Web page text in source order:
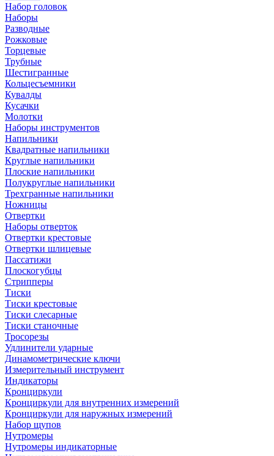
Набор головок
Наборы
Разводные
Рожковые
Торцевые
Трубные
Шестигранные
Кольцесъемники
Кувалды
Кусачки
Молотки
Наборы инструментов
Напильники
Квадратные напильники
Круглые напильники
Плоские напильники
Полукруглые напильники
Трехгранные напильники
Ножницы
Отвертки
Наборы отверток
Отвертки крестовые
Отвертки шлицевые
Пассатижи
Плоскогубцы
Стрипперы
Тиски
Тиски крестовые
Тиски слесарные
Тиски станочные
Тросорезы
Удлинители ударные
Динамометрические ключи
Измерительный инструмент
Индикаторы
Кронциркули
Кронциркули для внутренних измерений
Кронциркули для наружных измерений
Набор щупов
Нутромеры
Нутромеры индикаторные